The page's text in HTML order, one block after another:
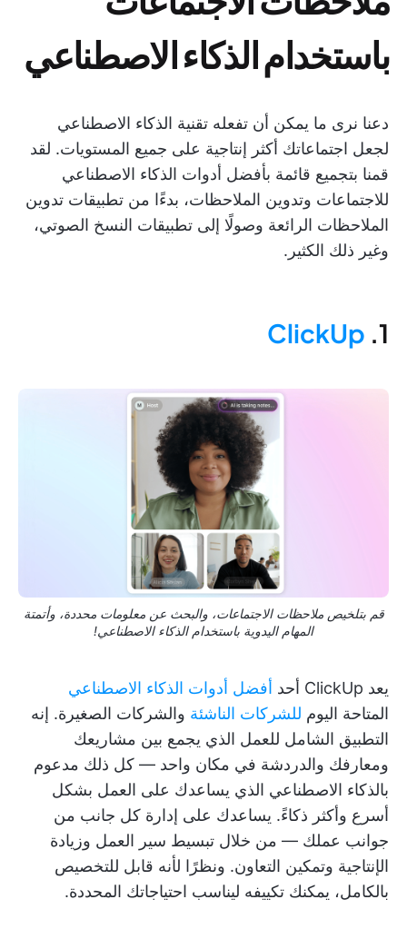
باستخدام الذكاء الاصطناعي
دعنا نرى ما يمكن أن تفعله تقنية الذكاء الاصطناعي
لجعل اجتماعاتك أكثر إنتاجية على جميع المستويات. لقد
قمنا بتجميع قائمة بأفضل أدوات الذكاء الاصطناعي
للاجتماعات وتدوين الملاحظات، بدءًا من تطبيقات تدوين
الملاحظات الرائعة وصولًا إلى تطبيقات النسخ الصوتي،
وغير ذلك الكثير.
1.
ClickUp
قم بتلخيص ملاحظات الاجتماعات، والبحث عن معلومات محددة، وأتمتة
المهام اليدوية باستخدام الذكاء الاصطناعي!
يعد ClickUp أحد
أفضل أدوات الذكاء الاصطناعي
المتاحة اليوم للشركات الناشئة والشركات الصغيرة. إنه
التطبيق الشامل للعمل الذي يجمع بين مشاريعك
ومعارفك والدردشة في مكان واحد — كل ذلك مدعوم
بالذكاء الاصطناعي الذي يساعدك على العمل بشكل
أسرع وأكثر ذكاءً. يساعدك على إدارة كل جانب من
جوانب عملك — من خلال تبسيط سير العمل وزيادة
الإنتاجية وتمكين التعاون. ونظرًا لأنه قابل للتخصيص
بالكامل، يمكنك تكييفه ليناسب احتياجاتك المحددة.